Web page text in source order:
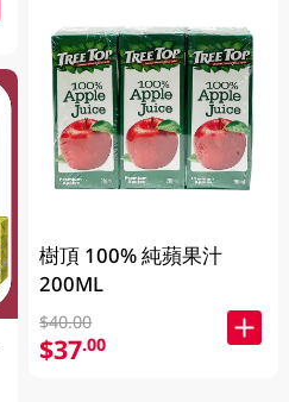
樹頂 100% 純蘋果汁
200ML
$40.00
$37.00